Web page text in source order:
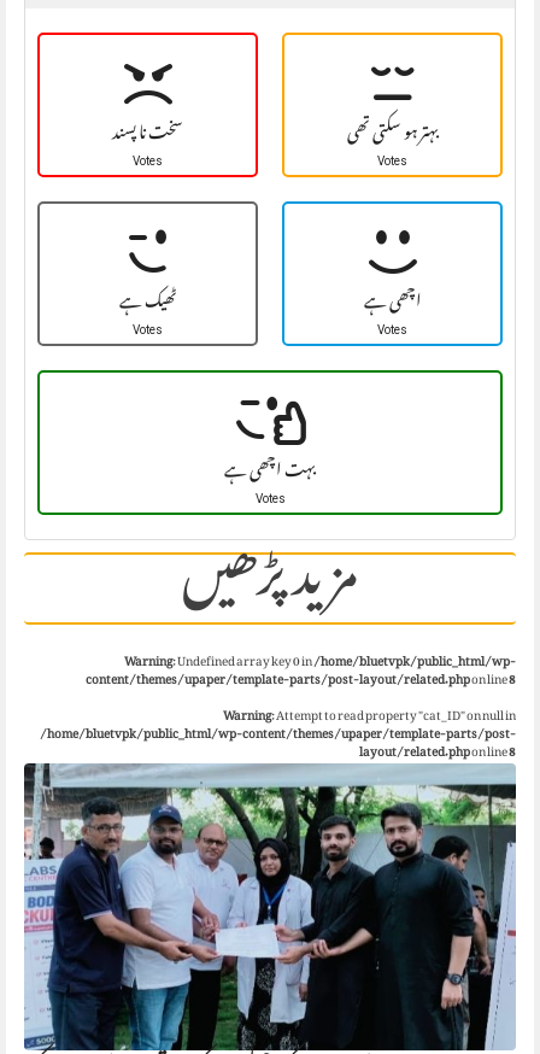
سخت نا پسند
Votes بہتر ہو سکتی تھی
Votes
ٹھیک ہے
Votes اچھی ہے
Votes
بہت اچھی ہے
Votes
مزید پڑھیں Warning: Undefined array key 0 in/home/bluetvpk/public_html/wp-
content/themes/upaper/template-parts/post-layout/related.phpon line8
Warning: Attempt to read property "cat_ID" on null in
/home/bluetvpk/public_html/wp-content/themes/upaper/template-parts/post-
layout/related.phpon line8